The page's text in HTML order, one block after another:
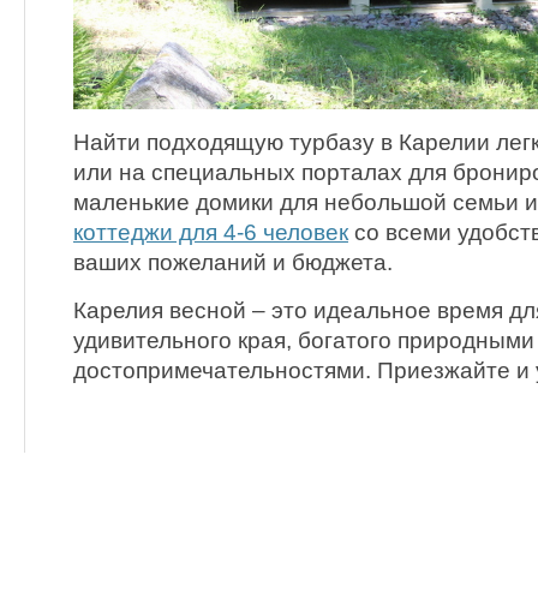
Найти подходящую турбазу в Карелии
или на специальных порталах для
маленькие домики для небольшой семьи
коттеджи для 4-6 человек со всеми
ваших пожеланий и бюджета.
Карелия весной – это идеальное время
удивительного края, богатого
достопримечательностями. Приезжайте